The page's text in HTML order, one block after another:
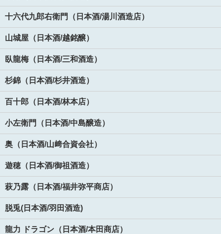
十六代九郎右衛門（日本酒/湯川酒造店）
山城屋（日本酒/越銘醸）
臥龍梅（日本酒/三和酒造）
杉錦（日本酒/杉井酒造）
百十郎（日本酒/林本店）
小左衛門（日本酒/中島醸造）
奥（日本酒/山﨑合資会社）
遊穂（日本酒/御祖酒造）
萩乃露（日本酒/福井弥平商店）
脱兎(日本酒/羽田酒造)
龍力 ドラゴン（日本酒/本田商店）